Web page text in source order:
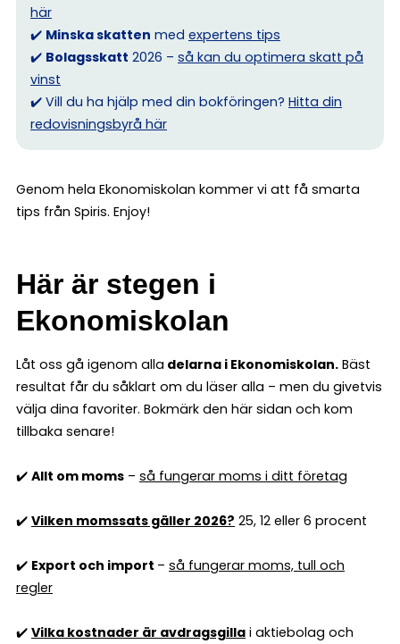
här
✔️ Minska skatten med expertens tips
✔️ Bolagsskatt 2026 – så kan du optimera skatt på
vinst
✔️ Vill du ha hjälp med din bokföringen? Hitta din
redovisningsbyrå här
Genom hela Ekonomiskolan kommer vi att få smarta
tips från Spiris. Enjoy!
Här är stegen i
Ekonomiskolan
Låt oss gå igenom alla delarna i Ekonomiskolan. Bäst
resultat får du såklart om du läser alla – men du givetvis
välja dina favoriter. Bokmärk den här sidan och kom
tillbaka senare!
✔️ Allt om moms – så fungerar moms i ditt företag
✔️ Vilken momssats gäller 2026? 25, 12 eller 6 procent
✔️ Export och import – så fungerar moms, tull och
regler
✔️ Vilka kostnader är avdragsgilla i aktiebolag och